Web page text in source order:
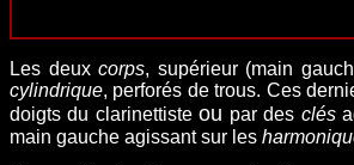
Les deuxcorps, supérieur (main
cylindrique, perforés de trous. Ces
doigts du clarinettisteou par des clés
main gauche agissant sur les